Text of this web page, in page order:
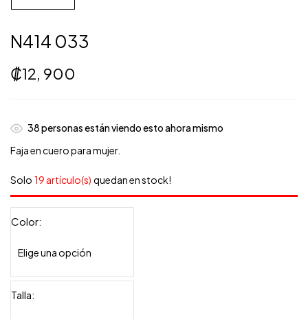
N414 033
₡12, 900
38personas están viendo esto ahora mismo
Faja en cuero para mujer.
Solo 19 artículo(s) quedan en stock!
Color
Talla